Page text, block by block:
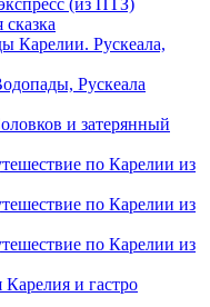
(из ПТЗ)
сказка
Карелии. Рускеала,
Рускеала
и затерянный
по Карелии из
по Карелии из
по Карелии из
и гастро